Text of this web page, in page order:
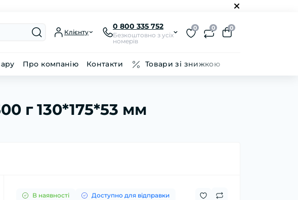
Клієнту
0 800 335 752
Безкоштовно з усіх
номерів
0 0 0
Про компанію Контакти Товари зі знижкою
г 130*175*53 мм
В наявності Доступно для відправки